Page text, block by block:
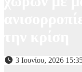
3 Ιουνίου, 2026